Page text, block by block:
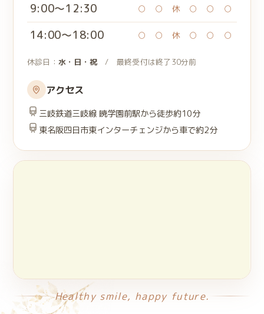
9:00〜12:30 ○ ○ 休 ○ ○ ○
14:00〜18:00 ○ ○ 休 ○ ○ ○
休診日： 水・日・祝 / 最終受付は終了30分前
アクセス
三岐鉄道三岐線 暁学園前駅から徒歩約10分
東名阪四日市東インターチェンジから車で約2分
Healthy smile, happy future.